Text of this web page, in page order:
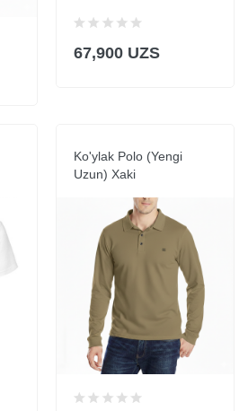
67,900 UZS
Ko'ylak Polo (Yengi
Uzun) Xaki